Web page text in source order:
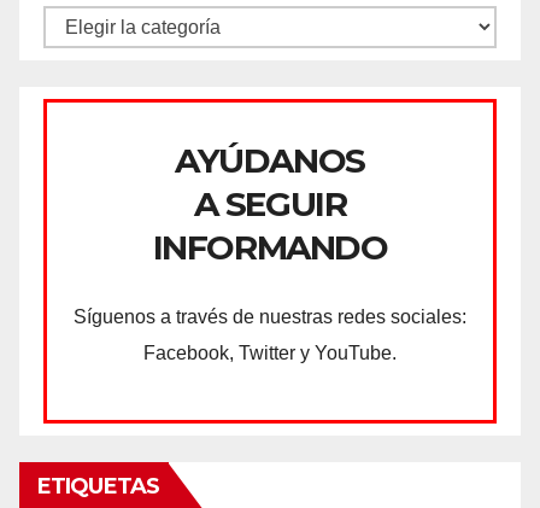
CATEGORÍAS
AYÚDANOS
A SEGUIR
INFORMANDO
Síguenos a través de nuestras redes sociales:
Facebook, Twitter y YouTube.
ETIQUETAS